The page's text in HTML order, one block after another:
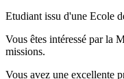
Etudiant issu d'une Ecole
Vous êtes intéressé par la
missions.
Vous avez une excellente